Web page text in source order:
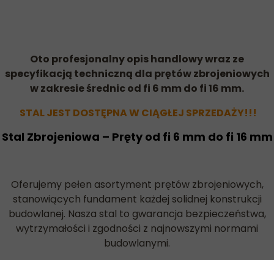
Oto profesjonalny opis handlowy wraz ze
specyfikacją techniczną dla prętów zbrojeniowych
w zakresie średnic od fi 6 mm do fi 16 mm.
STAL JEST DOSTĘPNA W CIĄGŁEJ SPRZEDAŻY!!!
Stal Zbrojeniowa – Pręty od fi 6 mm do fi 16 mm
Oferujemy pełen asortyment prętów zbrojeniowych,
stanowiących fundament każdej solidnej konstrukcji
budowlanej. Nasza stal to gwarancja bezpieczeństwa,
wytrzymałości i zgodności z najnowszymi normami
budowlanymi.